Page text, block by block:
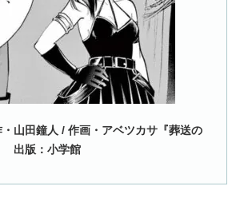
山田鐘人 / 作画・アベツカサ『葬送の
出版：小学館